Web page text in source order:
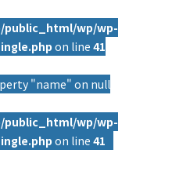
public_html/wp/wp-
on line41
"name" on null
public_html/wp/wp-
on line41